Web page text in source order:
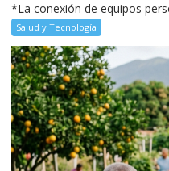
*La conexión de equipos
Salud y Tecnología